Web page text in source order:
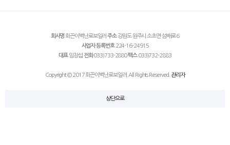
회사명화끈이벽난로보일러 주소강원도 원주시 소초면 섬배로 6
사업자 등록번호224-16-24915
대표임창섭 전화033)733-2880팩스033)732-2883
Copyright © 2017 화끈이벽난로보일러. All Rights Reserved.관리자
상단으로